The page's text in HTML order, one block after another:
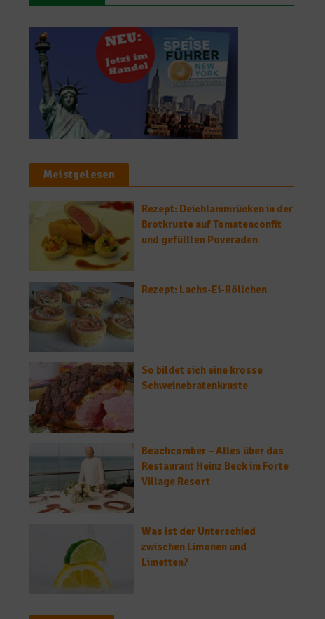
Meistgelesen
Rezept: Deichlammrücken in der
Brotkruste auf Tomatenconfit
und gefüllten Poveraden
Rezept: Lachs-Ei-Röllchen
So bildet sich eine krosse
Schweinebratenkruste
Beachcomber – Alles über das
Restaurant Heinz Beck im Forte
Village Resort
Was ist der Unterschied
zwischen Limonen und
Limetten?